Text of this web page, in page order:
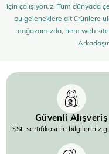
için çalışıyoruz. Tüm dünyada
bu geleneklere ait ürünlere
mağazamızda, hem web
Güvenli Alışveriş
SSL sertifikası ile bilgileriniz